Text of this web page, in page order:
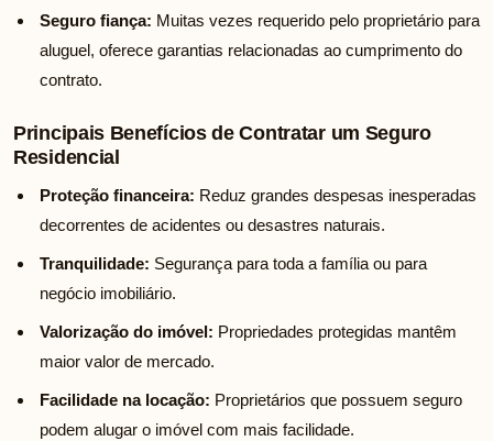
Seguro fiança: Muitas vezes requerido pelo proprietário para
aluguel, oferece garantias relacionadas ao cumprimento do
contrato.
Principais Benefícios de Contratar um Seguro
Residencial
Proteção financeira: Reduz grandes despesas inesperadas
decorrentes de acidentes ou desastres naturais.
Tranquilidade: Segurança para toda a família ou para
negócio imobiliário.
Valorização do imóvel: Propriedades protegidas mantêm
maior valor de mercado.
Facilidade na locação: Proprietários que possuem seguro
podem alugar o imóvel com mais facilidade.